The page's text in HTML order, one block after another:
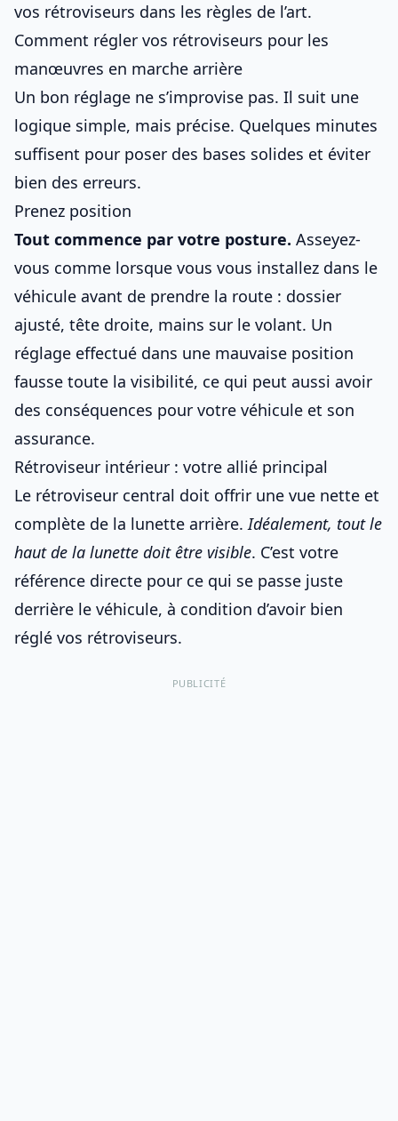
vos rétroviseurs dans les règles de l’art.
Comment régler vos rétroviseurs pour les
manœuvres en marche arrière
Un bon réglage ne s’improvise pas. Il suit une
logique simple, mais précise. Quelques minutes
suffisent pour poser des bases solides et éviter
bien des erreurs.
Prenez position
Tout commence par votre posture. Asseyez-
vous comme lorsque vous vous installez dans le
véhicule avant de prendre la route : dossier
ajusté, tête droite, mains sur le volant. Un
réglage effectué dans une mauvaise position
fausse toute la visibilité, ce qui peut aussi avoir
des conséquences pour votre véhicule et son
assurance.
Rétroviseur intérieur : votre allié principal
Le rétroviseur central doit offrir une vue nette et
complète de la lunette arrière.Idéalement, tout le
haut de la lunette doit être visible. C’est votre
référence directe pour ce qui se passe juste
derrière le véhicule, à condition d’avoir bien
réglé vos rétroviseurs.
PUBLICITÉ